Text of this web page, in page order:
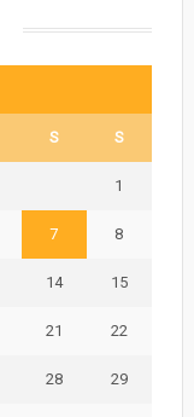
S S
1
7 8
14 15
21 22
28 29